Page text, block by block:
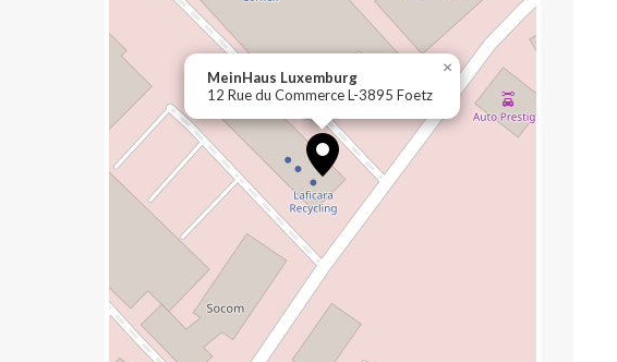
MeinHaus Luxemburg
12 Rue du Commerce L-3895 Foetz
×